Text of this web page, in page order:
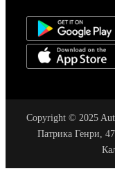
Copyright © 2025
Патрика Генри,